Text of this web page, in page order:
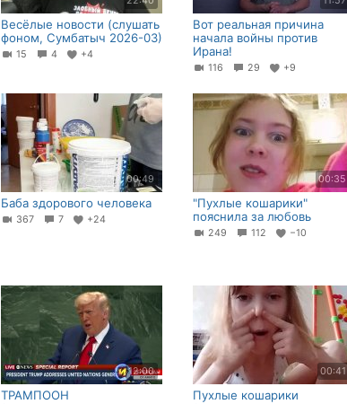
Весёлые новости (слушать
фоном, Сумбатыч 2026-03)
15 4 +4
Вот реальная причина
начала войны против
Ирана!
116 29 +9
00:49
Баба здорового человека
367 7 +24
00:35
"Пухлые кошарики"
пояснила за любовь
249 112 −10
12:00
ТРАМПООН
00:41
Пухлые кошарики